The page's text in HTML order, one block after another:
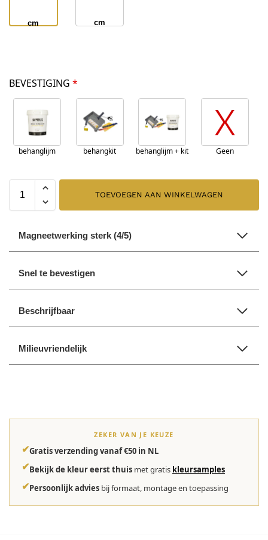
cm cm
BEVESTIGING *
behanglijm behangkit behanglijm + kit Geen
TOEVOEGEN AAN WINKELWAGEN
Magneetwerking sterk (4/5)
Snel te bevestigen
Beschrijfbaar
Milieuvriendelijk
ZEKER VAN JE KEUZE
✔Gratis verzending vanaf €50 in NL
✔Bekijk de kleur eerst thuis met gratis kleursamples
✔Persoonlijk advies bij formaat, montage en toepassing